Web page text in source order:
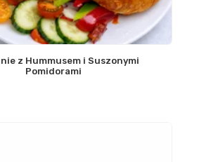
z Hummusem i Suszonymi
Pomidorami